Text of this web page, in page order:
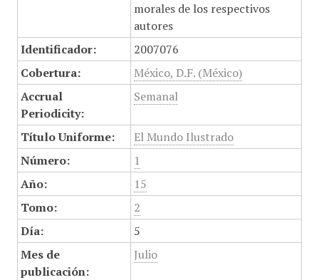
morales de los respectivos
autores
Identificador:
2007076
Cobertura:
México, D.F. (México)
Accrual
Periodicity:
Semanal
Título Uniforme:
El Mundo Ilustrado
Número:
1
Año:
15
Tomo:
2
Día:
5
Mes de
publicación:
Julio